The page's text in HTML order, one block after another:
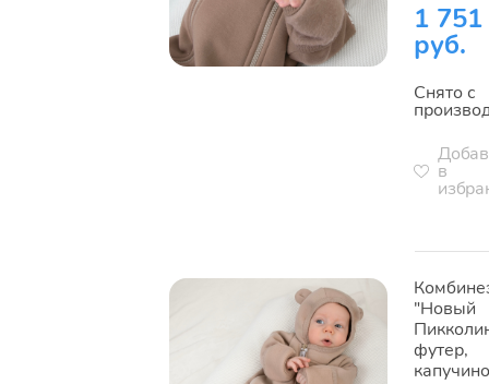
1 751
руб.
Снято с
в
"Новый
футер,
капучино